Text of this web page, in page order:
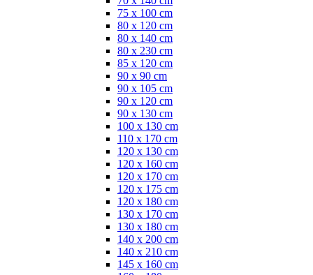
75 x 100 cm
80 x 120 cm
80 x 140 cm
80 x 230 cm
85 x 120 cm
90 x 90 cm
90 x 105 cm
90 x 120 cm
90 x 130 cm
100 x 130 cm
110 x 170 cm
120 x 130 cm
120 x 160 cm
120 x 170 cm
120 x 175 cm
120 x 180 cm
130 x 170 cm
130 x 180 cm
140 x 200 cm
140 x 210 cm
145 x 160 cm